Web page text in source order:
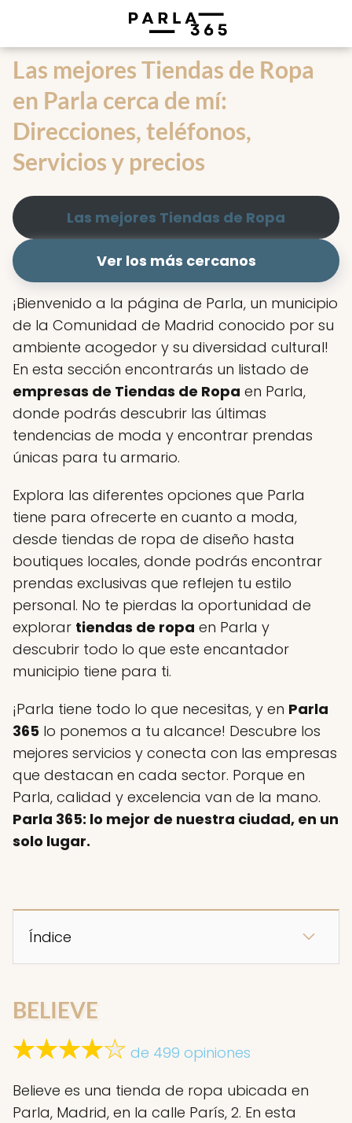
Las mejores Tiendas de Ropa
en Parla cerca de mí:
Direcciones, teléfonos,
Servicios y precios
Las mejores Tiendas de Ropa
Ver los más cercanos
¡Bienvenido a la página de Parla, un municipio
de la Comunidad de Madrid conocido por su
ambiente acogedor y su diversidad cultural!
En esta sección encontrarás un listado de
empresas de Tiendas de Ropa en Parla,
donde podrás descubrir las últimas
tendencias de moda y encontrar prendas
únicas para tu armario.
Explora las diferentes opciones que Parla
tiene para ofrecerte en cuanto a moda,
desde tiendas de ropa de diseño hasta
boutiques locales, donde podrás encontrar
prendas exclusivas que reflejen tu estilo
personal. No te pierdas la oportunidad de
explorar tiendas de ropa en Parla y
descubrir todo lo que este encantador
municipio tiene para ti.
¡Parla tiene todo lo que necesitas, y en Parla
365 lo ponemos a tu alcance! Descubre los
mejores servicios y conecta con las empresas
que destacan en cada sector. Porque en
Parla, calidad y excelencia van de la mano.
Parla 365: lo mejor de nuestra ciudad, en un
solo lugar.
Índice
BELIEVE
de 499 opiniones
Believe es una tienda de ropa ubicada en
Parla, Madrid, en la calle París, 2. En esta